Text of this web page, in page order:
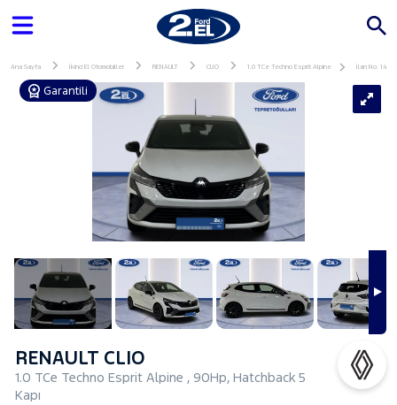
Ana Sayfa İkinci El Otomobiller RENAULT CLIO 1.0 TCe Techno Esprit Alpine İlan No:
Garantili
RENAULT CLIO
1.0 TCe Techno Esprit Alpine , 90Hp, Hatchback 5
Kapı